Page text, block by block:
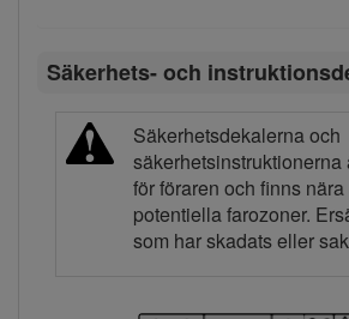
Säkerhets- och
Säkerhetsdekalerna och
för föraren och finns
potentiella farozoner.
som har skadats eller